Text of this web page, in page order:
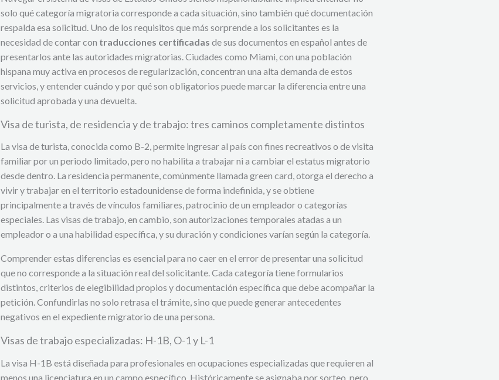
s
a
t
e
u
r
solo qué categoría migratoria corresponde a cada situación, sino también qué documentación
respalda esa solicitud. Uno de los requisitos que más sorprende a los solicitantes es la
necesidad de contar con traducciones certificadas de sus documentos en español antes de
presentarlos ante las autoridades migratorias. Ciudades como Miami, con una población
hispana muy activa en procesos de regularización, concentran una alta demanda de estos
servicios, y entender cuándo y por qué son obligatorios puede marcar la diferencia entre una
solicitud aprobada y una devuelta.
Visa de turista, de residencia y de trabajo: tres caminos completamente distintos
La visa de turista, conocida como B-2, permite ingresar al país con fines recreativos o de visita
familiar por un periodo limitado, pero no habilita a trabajar ni a cambiar el estatus migratorio
desde dentro. La residencia permanente, comúnmente llamada green card, otorga el derecho a
vivir y trabajar en el territorio estadounidense de forma indefinida, y se obtiene
principalmente a través de vínculos familiares, patrocinio de un empleador o categorías
especiales. Las visas de trabajo, en cambio, son autorizaciones temporales atadas a un
empleador o a una habilidad específica, y su duración y condiciones varían según la categoría.
Comprender estas diferencias es esencial para no caer en el error de presentar una solicitud
que no corresponde a la situación real del solicitante. Cada categoría tiene formularios
distintos, criterios de elegibilidad propios y documentación específica que debe acompañar la
petición. Confundirlas no solo retrasa el trámite, sino que puede generar antecedentes
negativos en el expediente migratorio de una persona.
Visas de trabajo especializadas: H-1B, O-1 y L-1
La visa H-1B está diseñada para profesionales en ocupaciones especializadas que requieren al
menos una licenciatura en un campo específico. Históricamente se asignaba por sorteo, pero